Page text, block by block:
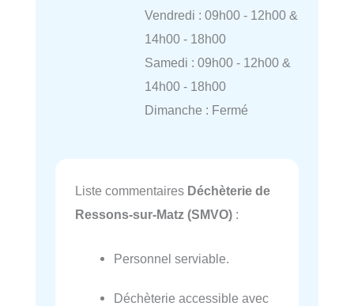
Vendredi : 09h00 - 12h00 &
14h00 - 18h00
Samedi : 09h00 - 12h00 &
14h00 - 18h00
Dimanche : Fermé
Liste commentaires Déchèterie de
Ressons-sur-Matz (SMVO) :
Personnel serviable.
Déchèterie accessible avec